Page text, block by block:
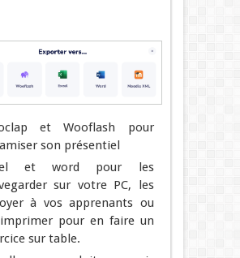
et Wooflash pour
son présentiel
et word pour les
sur votre PC, les
à vos apprenants ou
pour en faire un
sur table.